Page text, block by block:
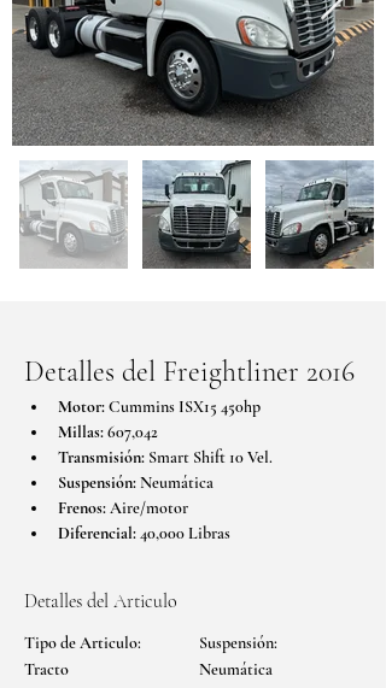
Detalles del Freightliner 2016
Motor: Cummins ISX15 450hp
Millas: 607,042
Transmisión: Smart Shift 10 Vel.
Suspensión: Neumática
Frenos: Aire/motor
Diferencial: 40,000 Libras
Detalles del Articulo
Tipo de Articulo:
Tracto
Suspensión:
Neumática